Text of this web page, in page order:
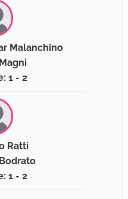
Malanchino
1 - 2
Ratti
1 - 2